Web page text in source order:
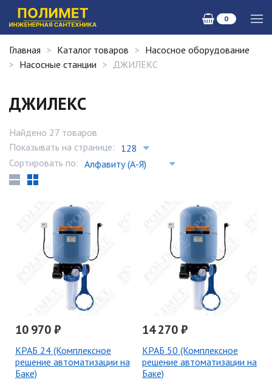
0
Главная Каталог товаров
Насосное оборудование
Насосные станции
ДЖИЛЕКС
ДЖИЛЕКС
Найдено 27 товаров
Показывать на странице:
Сортировать по:
10 970 ₽
КРАБ 24 (Комплексное
решение автоматизации на
Баке)
14 270 ₽
КРАБ 50 (Комплексное
решение автоматизации на
Баке)